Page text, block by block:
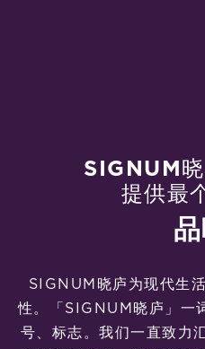
SIGNUM
提供最
SIGNUM晓庐为现代生
性。「SIGNUM晓庐」一
号、标志。我们一直致力